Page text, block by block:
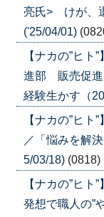
亮氏> けが、
('25/04/01)
【ナカの”ヒ
進部 販売促
経験生かす（
【ナカの”ヒ
／「悩みを解
5/03/18) (0818)
【ナカの”ヒ
発想で職人の”